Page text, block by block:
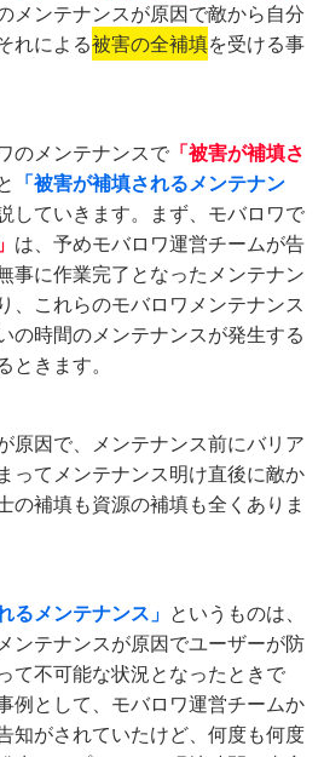
メンテナンスが原因で敵から自分
れによる被害の全補填を受ける事
のメンテナンスで 「被害が補填さ
「被害が補填されるメンテナン
していきます。まず、モバロワで
は、予めモバロワ運営チームが告
事に作業完了となったメンテナン
、これらのモバロワメンテナンス
の時間のメンテナンスが発生する
ときます。
原因で、メンテナンス前にバリア
ってメンテナンス明け直後に敵か
の補填も資源の補填も全くありま
るメンテナンス」 というものは、
ンテナンスが原因でユーザーが防
て不可能な状況となったときで
例として、モバロワ運営チームか
知がされていたけど、何度も何度